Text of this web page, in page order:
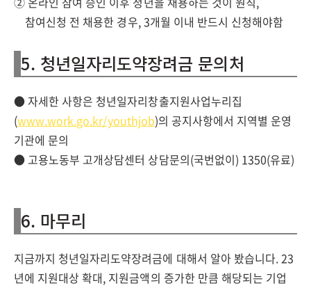
참여신청 전 채용한 경우, 3개월 이내 반드시 신청해야함
5. 청년일자리도약장려금 문의처
● 자세한 사항은 청년일자리창출지원사업누리집
(www.work.go.kr/youthjob)의 공지사항에서 지역별 운영
기관에 문의
● 고용노동부 고개상담센터 상담문의(국번없이) 1350(유료)
6. 마무리
지금까지 청년일자리도약장려금에 대해서 알아 봤습니다. 23
년에 지원대상 확대, 지원금액의 증가한 만큼 해당되는 기업